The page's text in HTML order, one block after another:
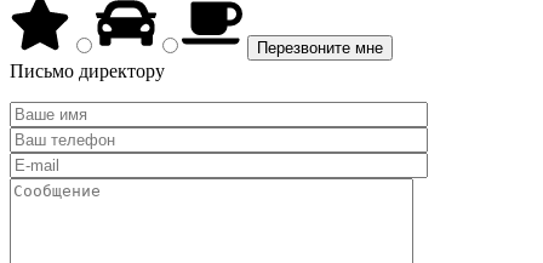
Письмо директору